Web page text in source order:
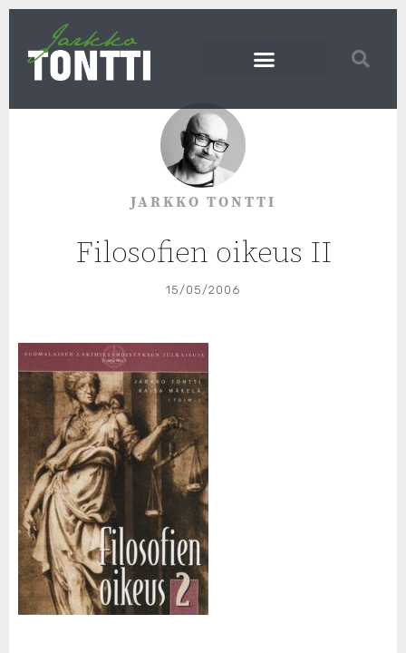
JARKKO TONTTI
Filosofien oikeus II
15/05/2006